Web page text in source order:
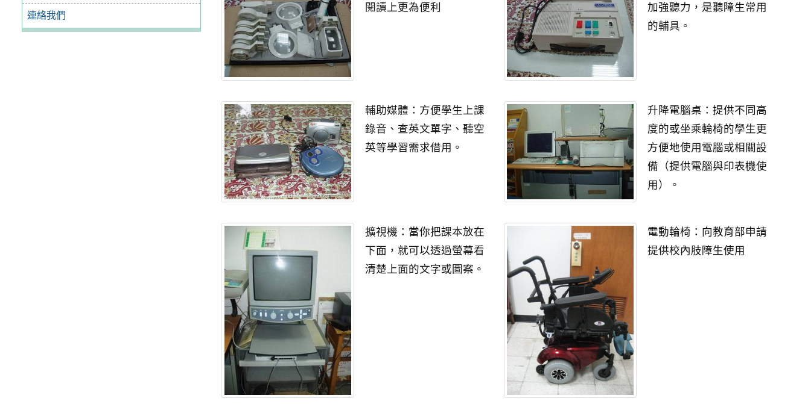
連絡我們
閱讀上更為便利
加強聽力，是聽障生常用
的輔具。
輔助媒體：方便學生上課
錄音、查英文單字、聽空
英等學習需求借用。
升降電腦桌：提供不同高
度的或坐乘輪椅的學生更
方便地使用電腦或相關設
備（提供電腦與印表機使
用）。
擴視機：當你把課本放在
下面，就可以透過螢幕看
清楚上面的文字或圖案。
電動輪椅：向教育部申請
提供校內肢障生使用